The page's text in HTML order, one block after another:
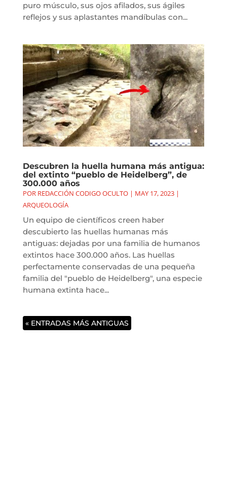
puro músculo, sus ojos afilados, sus ágiles
reflejos y sus aplastantes mandíbulas con...
Descubren la huella humana más antigua:
del extinto “pueblo de Heidelberg”, de
300.000 años
POR REDACCIÓN CODIGO OCULTO| MAY 17, 2023|
ARQUEOLOGÍA
Un equipo de científicos creen haber
descubierto las huellas humanas más
antiguas: dejadas por una familia de humanos
extintos hace 300.000 años. Las huellas
perfectamente conservadas de una pequeña
familia del "pueblo de Heidelberg", una especie
humana extinta hace...
« ENTRADAS MÁS ANTIGUAS